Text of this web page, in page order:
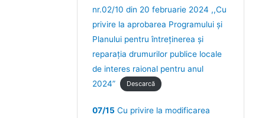
nr.02/10 din 20 februarie 2024 ,,Cu
privire la aprobarea Programului şi
Planului pentru întreţinerea şi
reparaţia drumurilor publice locale
de interes raional pentru anul
2024”
Descarcă
07/15 Cu privire la modificarea